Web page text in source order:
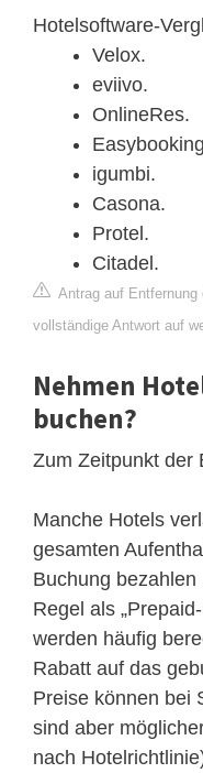
Hotelsoftware-
Velox.
eviivo.
OnlineRes.
igumbi.
Casona.
Protel.
Citadel.
Antrag auf Entfernung
vollständige Antwort auf
Nehmen
buchen?
Zum Zeitpunkt der
Manche Hotels
gesamten
Buchung
Regel als
werden häufig
Rabatt auf das
Preise können bei
sind aber
nach